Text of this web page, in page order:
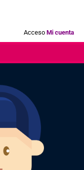
Acceso Mi cuenta